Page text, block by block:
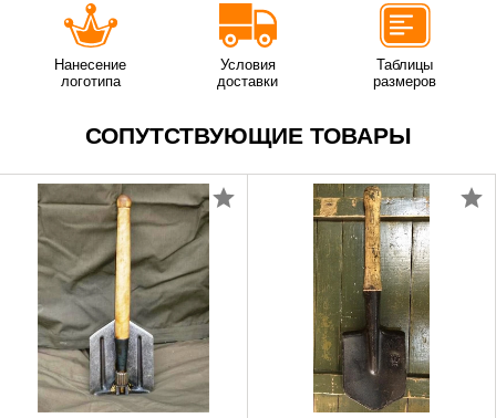
Нанесение
логотипа
Условия
доставки
Таблицы
размеров
СОПУТСТВУЮЩИЕ ТОВАРЫ